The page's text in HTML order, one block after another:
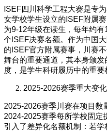
ISEF四川科学工程大赛是专
女学校学生设立的ISEF附属
为9-12年级在读生，每年约
个ISEF决赛名额。作为中国
的ISEF官方附属赛事，川赛
舞台的重要通道，其本身颁
度，是学生科研履历中的重要
2025-2026赛季重大变化
2025-2026赛季川赛在项目数
2024-2025赛季每所学校固定
引入了差异化名额机制：若